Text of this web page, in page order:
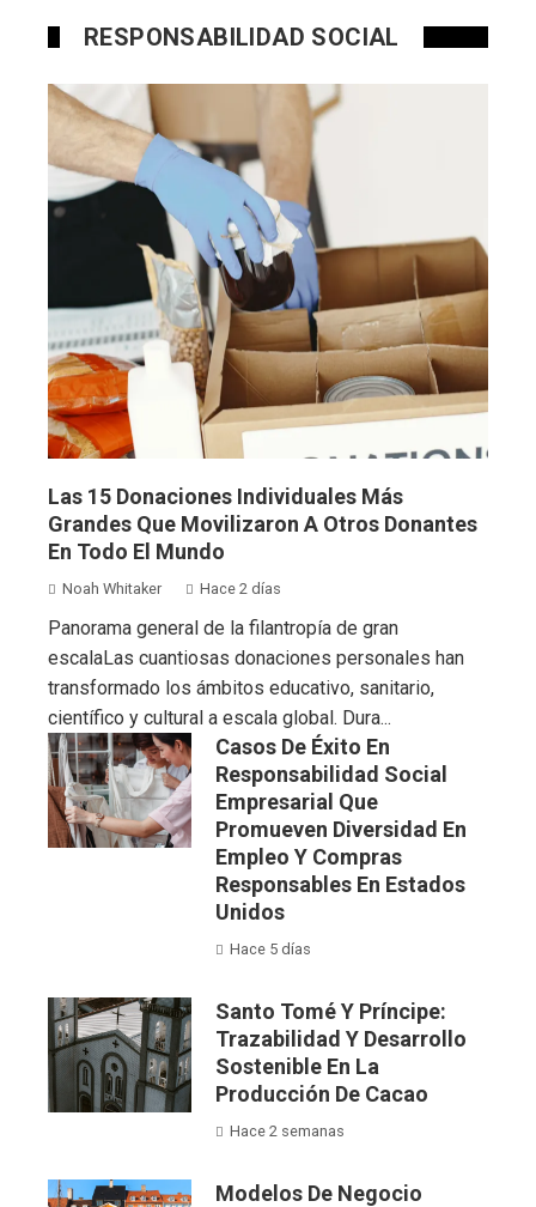
RESPONSABILIDAD SOCIAL
Las 15 Donaciones Individuales Más
Grandes Que Movilizaron A Otros Donantes
En Todo El Mundo
Noah Whitaker Hace 2 días
Panorama general de la filantropía de gran
escalaLas cuantiosas donaciones personales han
transformado los ámbitos educativo, sanitario,
científico y cultural a escala global. Dura...
Casos De Éxito En
Responsabilidad Social
Empresarial Que
Promueven Diversidad En
Empleo Y Compras
Responsables En Estados
Unidos
Hace 5 días
Santo Tomé Y Príncipe:
Trazabilidad Y Desarrollo
Sostenible En La
Producción De Cacao
Hace 2 semanas
Modelos De Negocio